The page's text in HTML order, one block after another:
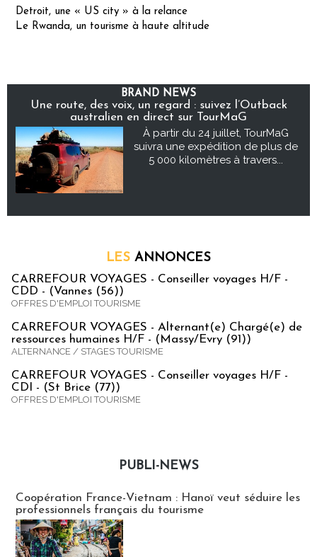
Detroit, une « US city » à la relance
Le Rwanda, un tourisme à haute altitude
BRAND NEWS
Une route, des voix, un regard : suivez l’Outback
australien en direct sur TourMaG
À partir du 24 juillet, TourMaG
suivra une expédition de plus de
5 000 kilomètres à travers...
LES ANNONCES
CARREFOUR VOYAGES - Conseiller voyages H/F -
CDD - (Vannes (56))
OFFRES D'EMPLOI TOURISME
CARREFOUR VOYAGES - Alternant(e) Chargé(e) de
ressources humaines H/F - (Massy/Evry (91))
ALTERNANCE / STAGES TOURISME
CARREFOUR VOYAGES - Conseiller voyages H/F -
CDI - (St Brice (77))
OFFRES D'EMPLOI TOURISME
PUBLI-NEWS
Coopération France-Vietnam : Hanoï veut séduire les
professionnels français du tourisme